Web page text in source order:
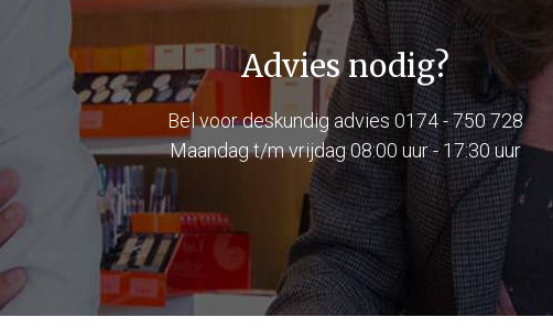
Advies nodig?
Bel voor deskundig advies 0174 - 750 728
Maandag t/m vrijdag 08:00 uur - 17:30 uur